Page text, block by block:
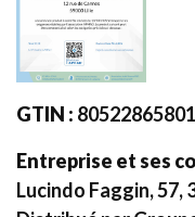
GTIN :
Entreprise et ses
Lucindo Faggin, 57,